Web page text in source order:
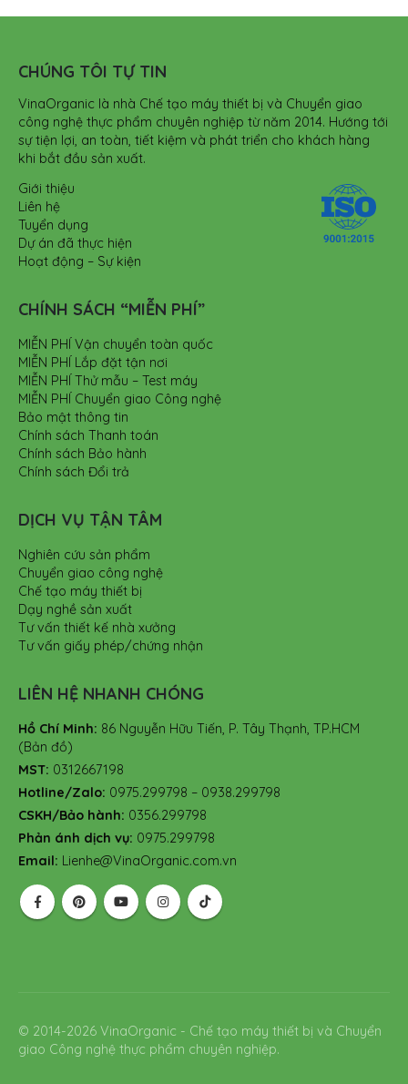
CHÚNG TÔI TỰ TIN
VinaOrganic là nhà Chế tạo máy thiết bị và Chuyển giao
công nghệ thực phẩm chuyên nghiệp từ năm 2014. Hướng tới
sự tiện lợi, an toàn, tiết kiệm và phát triển cho khách hàng
khi bắt đầu sản xuất.
Giới thiệu
Liên hệ
Tuyển dụng
Dự án đã thực hiện
Hoạt động – Sự kiện
CHÍNH SÁCH “MIỄN PHÍ”
MIỄN PHÍ Vận chuyển toàn quốc
MIỄN PHÍ Lắp đặt tận nơi
MIỄN PHÍ Thử mẫu – Test máy
MIỄN PHÍ Chuyển giao Công nghệ
Bảo mật thông tin
Chính sách Thanh toán
Chính sách Bảo hành
Chính sách Đổi trả
DỊCH VỤ TẬN TÂM
Nghiên cứu sản phẩm
Chuyển giao công nghệ
Chế tạo máy thiết bị
Dạy nghề sản xuất
Tư vấn thiết kế nhà xưởng
Tư vấn giấy phép/chứng nhận
LIÊN HỆ NHANH CHÓNG
Hồ Chí Minh: 86 Nguyễn Hữu Tiến, P. Tây Thạnh, TP.HCM
(Bản đồ)
MST: 0312667198
Hotline/Zalo: 0975.299798 – 0938.299798
CSKH/Bảo hành: 0356.299798
Phản ánh dịch vụ: 0975.299798
Email: Lienhe@VinaOrganic.com.vn
© 2014-2026 VinaOrganic - Chế tạo máy thiết bị và Chuyển
giao Công nghệ thực phẩm chuyên nghiệp.